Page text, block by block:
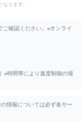
ります。
ご確認ください。※オンライ
※時間帯により速度制御の場
情報については必ず各サー